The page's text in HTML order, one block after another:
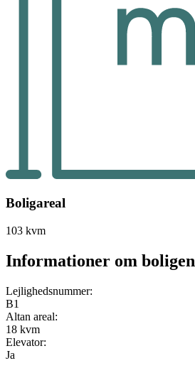
Boligareal
103 kvm
Informationer om boligen
Lejlighedsnummer:
B1
Altan areal:
18 kvm
Elevator:
Ja